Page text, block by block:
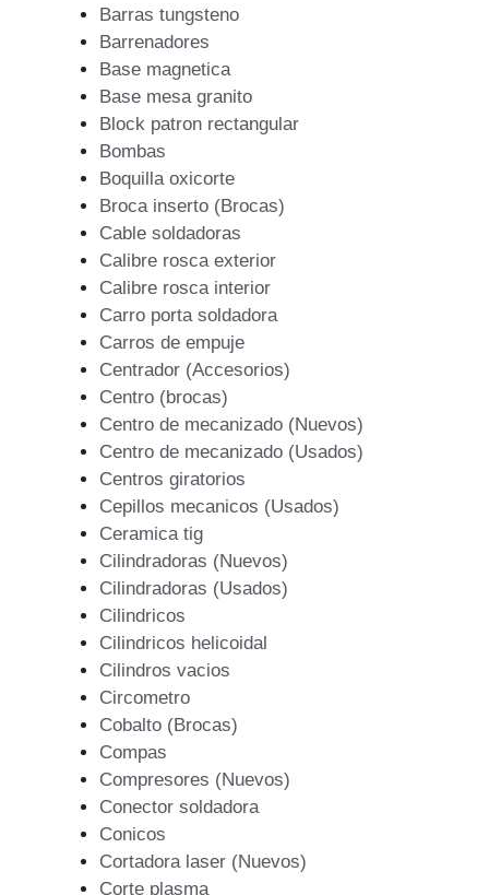
Barras tungsteno
Barrenadores
Base magnetica
Base mesa granito
Block patron rectangular
Bombas
Boquilla oxicorte
Broca inserto (Brocas)
Cable soldadoras
Calibre rosca exterior
Calibre rosca interior
Carro porta soldadora
Carros de empuje
Centrador (Accesorios)
Centro (brocas)
Centro de mecanizado (Nuevos)
Centro de mecanizado (Usados)
Centros giratorios
Cepillos mecanicos (Usados)
Ceramica tig
Cilindradoras (Nuevos)
Cilindradoras (Usados)
Cilindricos
Cilindricos helicoidal
Cilindros vacios
Circometro
Cobalto (Brocas)
Compas
Compresores (Nuevos)
Conector soldadora
Conicos
Cortadora laser (Nuevos)
Corte plasma